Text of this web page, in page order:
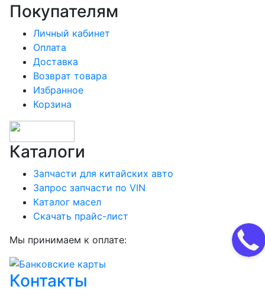
Покупателям
Личный кабинет
Оплата
Доставка
Возврат товара
Избранное
Корзина
Каталоги
Запчасти для китайских авто
Запрос запчасти по VIN
Каталог масел
Скачать прайс-лист
Мы принимаем к оплате:
Контакты